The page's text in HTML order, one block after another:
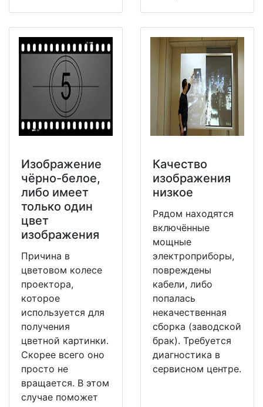
Изображение
чёрно-белое,
либо имеет
только один
цвет
изображения
Причина в
цветовом колесе
проектора,
которое
используется для
получения
цветной картинки.
Скорее всего оно
просто не
вращается. В этом
случае поможет
Качество
изображения
низкое
Рядом находятся
включённые
мощные
электроприборы,
повреждены
кабели, либо
попалась
некачественная
сборка (заводской
брак). Требуется
диагностика в
сервисном центре.